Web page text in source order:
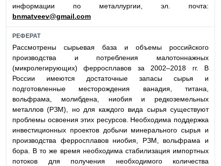
информации по металлургии, эл. почта:
bnmatveev@gmail.com
РЕФЕРАТ
Рассмотрены сырьевая база и объемы российского
производства и потребления малотоннажных
(микролегирующих) ферросплавов за 2002–2018 гг. В
России имеются достаточные запасы сырья и
подготовленные месторождения ванадия, титана,
вольфрама, молибдена, ниобия и редкоземельных
металлов (РЗМ), но для каждого вида сырья существуют
проблемы освоения этих ресурсов. Необходима поддержка
инвестиционных проектов добычи минерального сырья и
производства ферросплавов ниобия, РЗМ, вольфрама и
бора. В то же время необходима стабилизация импортных
потоков для получения необходимого количества